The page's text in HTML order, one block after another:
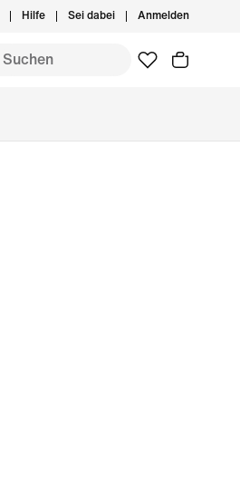
Hilfe Sei dabei Anmelden